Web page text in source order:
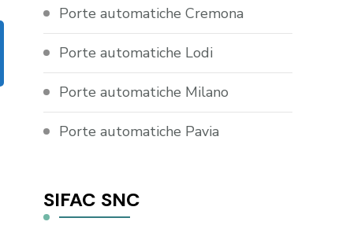
Porte automatiche Cremona
Porte automatiche Lodi
Porte automatiche Milano
Porte automatiche Pavia
SIFAC SNC